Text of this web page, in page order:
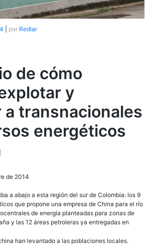
por Redlar
de cómo
y
transnacionales
energéticos
de 2014
a abajo a esta región del sur de Colombia: los 9
que propone una empresa de China para el río
de energía planteadas para zonas de
y las 12 áreas petroleras ya entregadas en